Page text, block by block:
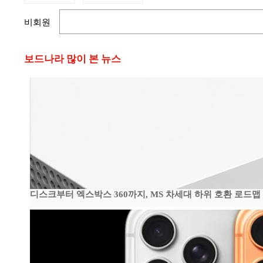
비회원
보드나라 많이 본 뉴스
디스크부터 엑스박스 360까지, MS 차세대 하위 호환 로드맵